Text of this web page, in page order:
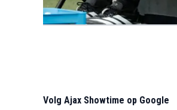
Volg Ajax Showtime op Google